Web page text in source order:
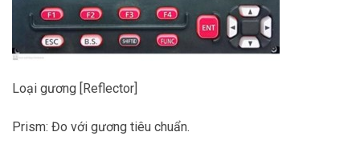
Loại gương [Reflector]
Prism: Đo với gương tiêu chuẩn.